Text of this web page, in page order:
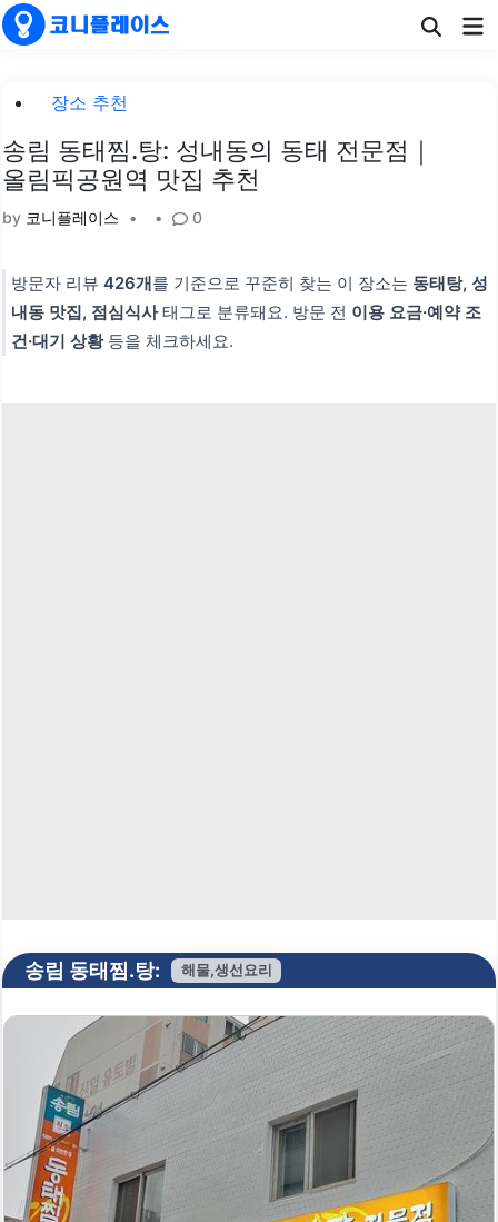
Skip
to
Posted장소 추천
송림 동태찜.탕: 성내동의 동태 전문점｜
올림픽공원역 맛집 추천
by 코니플레이스 • • 0
방문자 리뷰426개를 기준으로 꾸준히 찾는 이 장소는 동태탕, 성
내동 맛집, 점심식사태그로 분류돼요. 방문 전 이용 요금·예약 조
건·대기 상황등을 체크하세요.
송림 동태찜.탕: 해물,생선요리